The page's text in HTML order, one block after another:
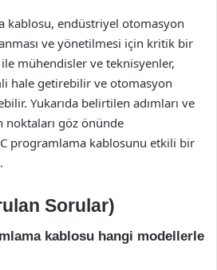
kablosu, endüstriyel otomasyon
ve yönetilmesi için kritik bir
mühendisler ve teknisyenler,
hale getirebilir ve otomasyon
Yukarıda belirtilen adımları ve
göz önünde
programlama kablosunu etkili bir
Sorular)
kablosu hangi modellerle